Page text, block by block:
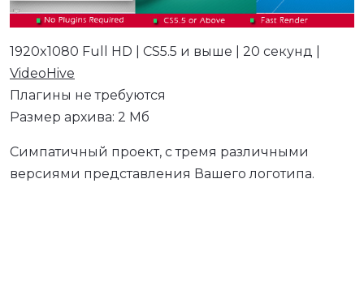
1920x1080 Full HD | CS5.5 и выше | 20 секунд |
VideoHive
Плагины не требуются
Размер архива: 2 Мб
Симпатичный проект, с тремя различными
версиями представления Вашего логотипа.